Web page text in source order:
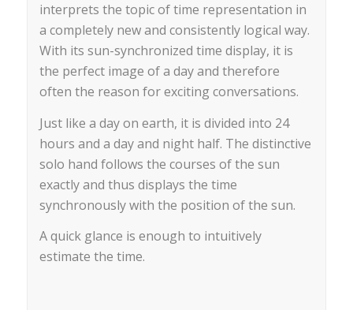
interprets the topic of time representation in
a completely new and consistently logical way.
With its sun-synchronized time display, it is
the perfect image of a day and therefore
often the reason for exciting conversations.
Just like a day on earth, it is divided into 24
hours and a day and night half. The distinctive
solo hand follows the courses of the sun
exactly and thus displays the time
synchronously with the position of the sun.
A quick glance is enough to intuitively
estimate the time.